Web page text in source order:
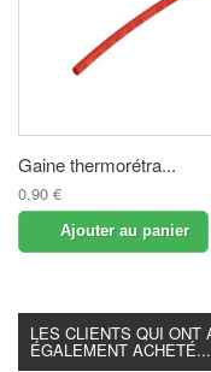
Gaine thermorétra...
0,90 €
Ajouter au panier
LES CLIENTS QUI ONT
ÉGALEMENT ACHETÉ...